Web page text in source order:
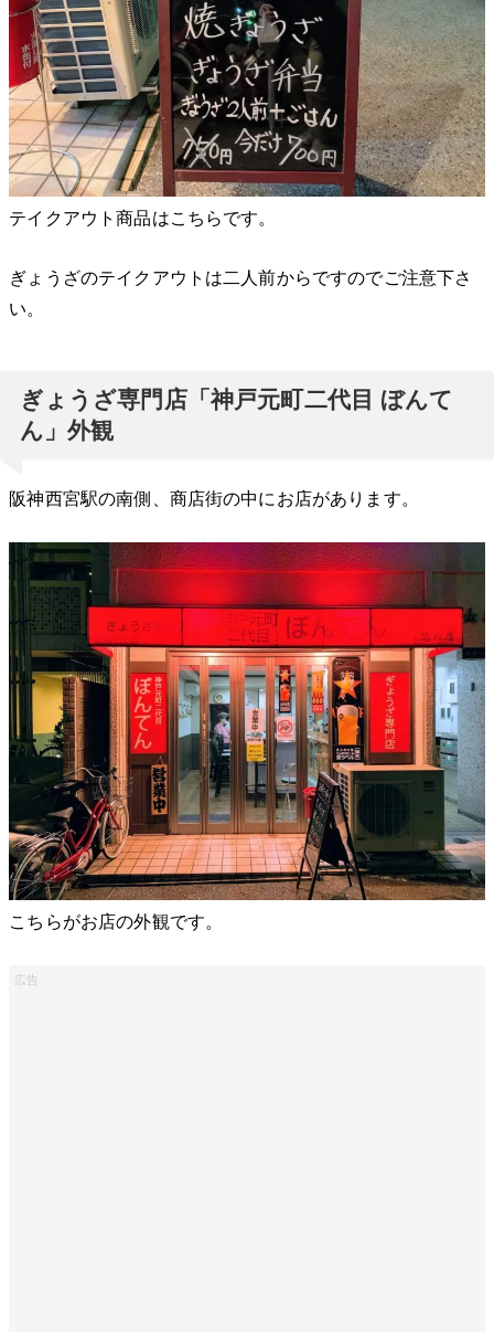
テイクアウト商品はこちらです。
ぎょうざのテイクアウトは二人前からですのでご注意下さ
い。
ぎょうざ専門店「神戸元町二代目 ぼんて
ん」外観
阪神西宮駅の南側、商店街の中にお店があります。
こちらがお店の外観です。